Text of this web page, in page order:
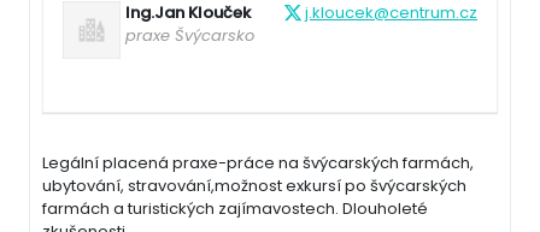
j.kloucek@centrum.cz
Ing.Jan Klouček
praxe Švýcarsko
Legální placená praxe-práce na švýcarských farmách,
ubytování, stravování,možnost exkursí po švýcarských
farmách a turistických zajímavostech. Dlouholeté